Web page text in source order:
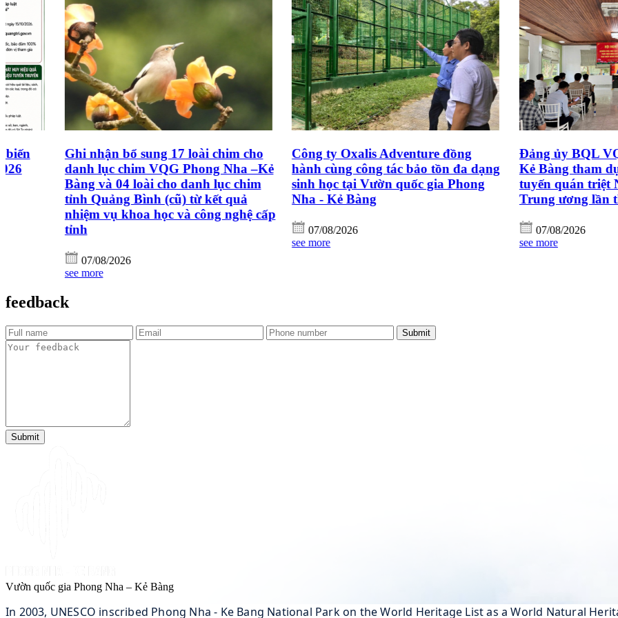
Ghi nhận bổ sung 17 loài chim cho
danh lục chim VQG Phong Nha –Kẻ
Bàng và 04 loài cho danh lục chim
tỉnh Quảng Bình (cũ) từ kết quả
nhiệm vụ khoa học và công nghệ cấp
07/08/2026
Công ty Oxalis Adventure đồng
hành cùng công tác bảo tồn đa dạng
sinh học tại Vườn quốc gia Phong
Nha - Kẻ Bàng
07/08/2026
Đảng ủy BQL VQG Phong
Kẻ Bàng tham dự Hội nghị
tuyến quán triệt Nghị
Trung ương lần thứ ba
07/08/2026
feedback
Submit
Submit
Vườn quốc gia Phong Nha – Kẻ Bàng
In 2003, UNESCO inscribed Phong Nha - Ke Bang National Park on the World Heritage List as a World Natural